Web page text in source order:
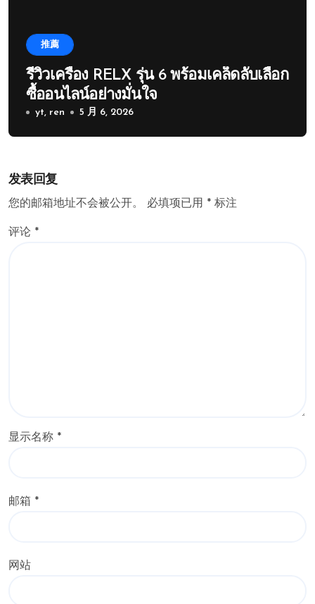
推薦
รีวิวเครื่อง RELX รุ่น 6 พร้อมเคล็ดลับเลือก
ซื้ออนไลน์อย่างมั่นใจ
yt, ren 5 月 6, 2026
发表回复
您的邮箱地址不会被公开。 必填项已用 * 标注
评论 *
显示名称 *
邮箱 *
网站